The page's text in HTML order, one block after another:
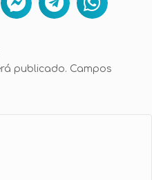
publicado. Campos